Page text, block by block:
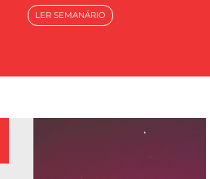
LER SEMANÁRIO